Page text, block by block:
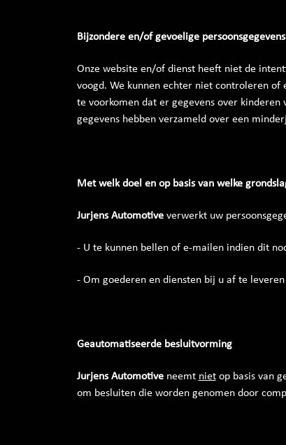
Bijzondere en/of gevoelige
Onze website en/of dienst heeft niet de
voogd. We kunnen echter niet controleren of
te voorkomen dat er gegevens over
gegevens hebben verzameld over een
Met welk doel en op basis van welke
Jurjens Automotiveverwerkt uw
- U te kunnen bellen of e-mailen indien dit
- Om goederen en diensten bij u af te leveren
Geautomatiseerde besluitvorming
Jurjens Automotiveneemt nietop basis van
om besluiten die worden genomen door